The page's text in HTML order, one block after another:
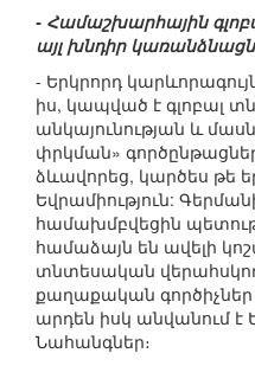
- Համաշխարհային
այլ խնդիր
- Երկրորդ
իս, կապված է գլոբալ
անկայունության և
փրկման»
ձևավորեց, կարծես թե
Եվրամիություն:
համախմբվեցին
համաձայն են ավելի
տնտեսական
քաղաքական գործիչներ
արդեն իսկ անվանում է
Նահանգներ։